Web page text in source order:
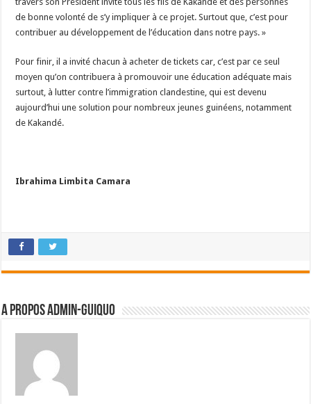
de bonne volonté de s’y impliquer à ce projet. Surtout que, c’est pour
contribuer au développement de l’éducation dans notre pays. »
Pour finir, il a invité chacun à acheter de tickets car, c’est par ce seul
moyen qu’on contribuera à promouvoir une éducation adéquate mais
surtout, à lutter contre l’immigration clandestine, qui est devenu
aujourd’hui une solution pour nombreux jeunes guinéens, notamment
de Kakandé.
Ibrahima Limbita Camara
A propos admin-guiquo